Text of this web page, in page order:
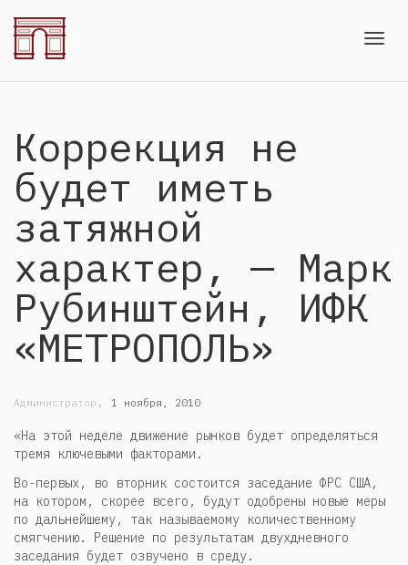
Коррекция не
будет иметь
затяжной
характер, — Марк
Рубинштейн, ИФК
«МЕТРОПОЛЬ»
Администратор , 1 ноября, 2010
«На этой неделе движение рынков будет определяться
тремя ключевыми факторами.
Во-первых, во вторник состоится заседание ФРС США,
на котором, скорее всего, будут одобрены новые меры
по дальнейшему, так называемому количественному
смягчению. Решение по результатам двухдневного
заседания будет озвучено в среду.